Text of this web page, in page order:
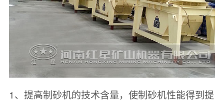
1、提高制砂机的技术含量，使制砂机性能得到提